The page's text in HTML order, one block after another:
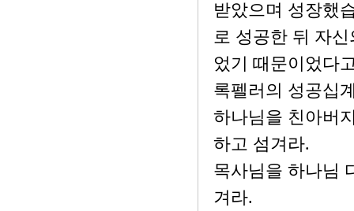
받았으며 성장했
로 성공한 뒤 자
었기 때문이었다
록펠러의 성공십
하나님을 친아버
하고 섬겨라.
목사님을 하나님
겨라.